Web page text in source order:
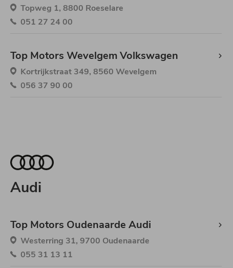
Topweg 1, 8800 Roeselare
051 27 24 00
Top Motors Wevelgem Volkswagen
Kortrijkstraat 349, 8560 Wevelgem
056 37 90 00
Audi
Top Motors Oudenaarde Audi
Westerring 31, 9700 Oudenaarde
055 31 13 11